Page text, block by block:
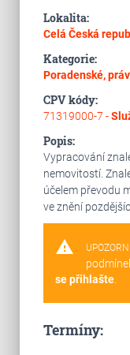
Lokalita:
Celá Česká
Kategorie:
Poradenské,
CPV kódy:
71319000-7 -
Popis:
Vypracování
nemovitostí.
účelem převodu
ve znění
warning
se přihlašte.
Termíny: